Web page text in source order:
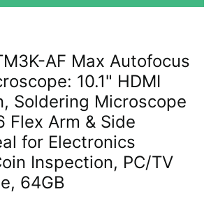
AF Max Autofocus
10.1" HDMI
Soldering Microscope
Flex Arm & Side
for Electronics
Inspection, PC/TV
64GB